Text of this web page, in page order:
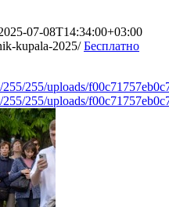
07-08T14:34:00+03:00
kupala-2025/ Бесплатно
255/uploads/
255/uploads/